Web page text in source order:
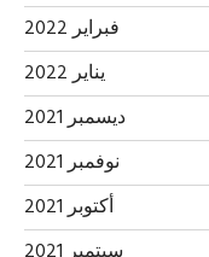
فبراير 2022
يناير 2022
ديسمبر 2021
نوفمبر 2021
أكتوبر 2021